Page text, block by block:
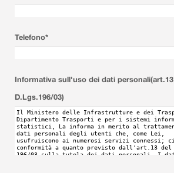
Telefono*
Informativa sull'uso dei dati personali(art.13
D.Lgs.196/03)